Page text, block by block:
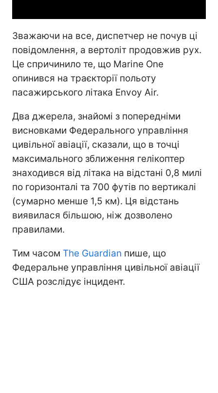
Зважаючи на все, диспетчер не почув ці
повідомлення, а вертоліт продовжив рух.
Це спричинило те, що Marine One
опинився на траєкторії польоту
пасажирського літака Envoy Air.
Два джерела, знайомі з попередніми
висновками Федерального управління
цивільної авіації, сказали, що в точці
максимального зближення гелікоптер
знаходився від літака на відстані 0,8 милі
по горизонталі та 700 футів по вертикалі
(сумарно менше 1,5 км). Ця відстань
виявилася більшою, ніж дозволено
правилами.
Тим часом The Guardian пише, що
Федеральне управління цивільної авіації
США розслідує інцидент.